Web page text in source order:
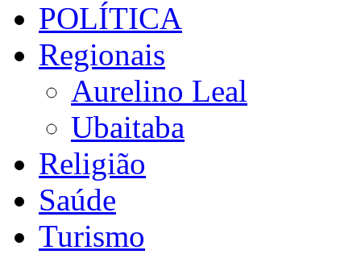
POLÍTICA
Regionais
Aurelino Leal
Ubaitaba
Religião
Saúde
Turismo